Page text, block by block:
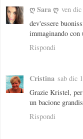
ღ Sara ღ ven
dev'essere
immaginando con
Rispondi
Cristina sab dic
Grazie Kristel,
un bacione
Rispondi